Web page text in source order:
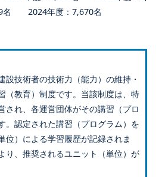
2024年度：7,670名
設技術者の技術力（能力）の維持・
（教育）制度です。当該制度は、特
され、各運営団体がその講習（プロ
。認定された講習（プログラム）を
位）による学習履歴が記録されま
り、推奨されるユニット（単位）が